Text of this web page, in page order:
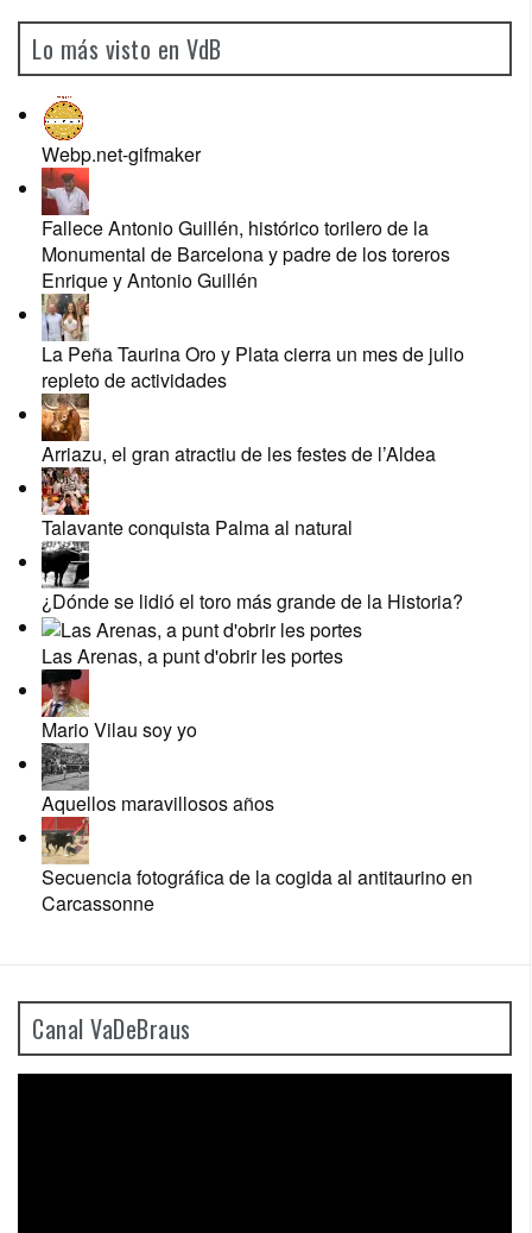
Lo más visto en VdB
Webp.net-gifmaker
Fallece Antonio Guillén, histórico torilero de la
Monumental de Barcelona y padre de los toreros
Enrique y Antonio Guillén
La Peña Taurina Oro y Plata cierra un mes de julio
repleto de actividades
Arriazu, el gran atractiu de les festes de l’Aldea
Talavante conquista Palma al natural
¿Dónde se lidió el toro más grande de la Historia?
Las Arenas, a punt d'obrir les portes
Mario Vilau soy yo
Aquellos maravillosos años
Secuencia fotográfica de la cogida al antitaurino en
Carcassonne
Canal VaDeBraus